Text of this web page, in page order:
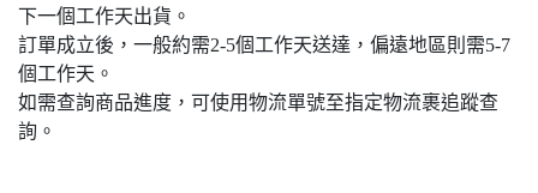
下一個工作天出貨。
訂單成立後，一般約需2-5個工作天送達，偏遠地區則需5-7
個工作天。
如需查詢商品進度，可使用物流單號至指定物流裹追蹤查
詢。